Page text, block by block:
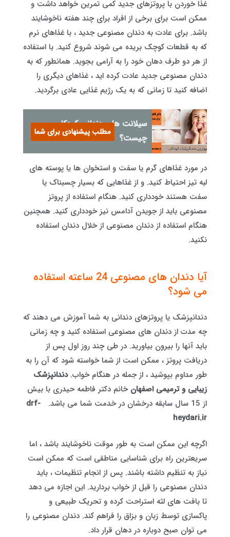
غذا خوردن با پروتزهای جدید کمی تمرین خواهد داشت و
ممکن است برای برخی از افراد برای چند هفته ناخوشایند
باشد. برای عادت به دندان مصنوعی جدید ، با غذاهای نرم
که به قطعات کوچک بریده می شوند شروع کنید. با استفاده
از هر دو طرف دهان خود را به آرامی بجوید. همانطور که به
دندان مصنوعی جدید عادت کرده اید ، غذاهای دیگری را
اضافه کنید تا زمانی که به یک رژیم غذایی عادی برگردید.
سیلانت های دندانی کودکان
چیست؟
مطلب پیشنهادی برای شما
در مورد غذاهای گرم یا سفت و استخوان ها یا پوسته های
لبه تیز احتیاط کنید. و از غذاهایی که بسیار چسبناک یا
سفت هستند خودداری کنید. هنگام استفاده از پروتز
مصنوعی باید از جویدن آدامس نیز خودداری کنید. همچنین
هنگام استفاده از دندان مصنوعی از خلال دندان استفاده
نکنید.
آیا دندان های مصنوعی 24 ساعته استفاده
می شود؟
دندانپزشک یا پروتزهای دندانی به شما آموزش می دهند که
چه مدت از دندان های مصنوعی استفاده کنید و چه زمانی
باید آنها را بیرون بیاورید. در طی چند روز اول پس از
دریافت پروتز ، ممکن است از شما خواسته شود که آن را به
طور مداوم بپوشید ، از جمله در هنگام خواب.دندانپزشک
زیبایی و ترمیمی اصفهان خانم دکتر فاطمه حیدری با بیش
از 15 سال سابقه درخشان در خدمت شما می باشد.
drf-
heydari.ir
اگرچه این ممکن است به طور موقت ناخوشایند باشد ، اما
سریعترین راه برای شناسایی مناطقی است که ممکن است
نیاز به تنظیم داشته باشند. پس از انجام تنظیمات ، باید
دندان مصنوعی را قبل از خواب بردارید. این اجازه می دهد
تا بافت های لثه استراحت کرده و تحریک طبیعی و
پاکسازی توسط زبان و بزاق را فراهم کند. دندان مصنوعی را
می توان صبح دوباره در دهان قرار داد.